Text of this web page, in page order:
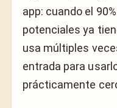
app: cuando el
potenciales ya
usa múltiples
entrada para
prácticamente